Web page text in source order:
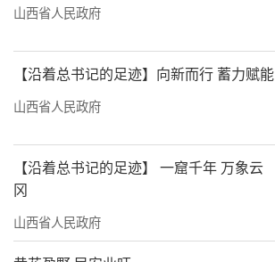
山西省人民政府
【沿着总书记的足迹】向新而行 蓄力赋能
山西省人民政府
【沿着总书记的足迹】 一窟千年 万象云
冈
山西省人民政府